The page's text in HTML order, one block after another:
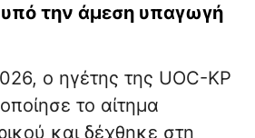
υπό την άμεση υπαγωγή
ο ηγέτης της UOC-KP
το αίτημα
και δέχθηκε στη